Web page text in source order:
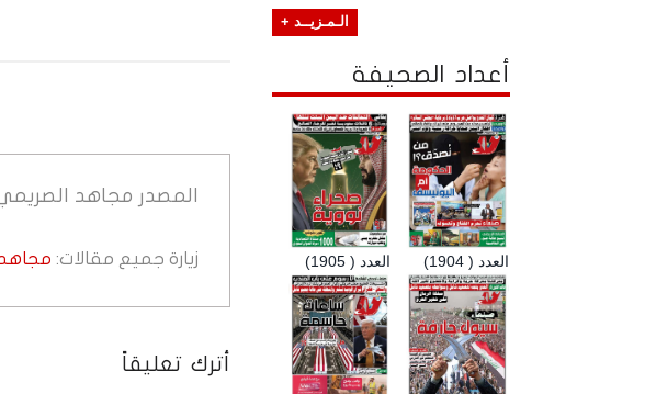
المصدر مجاهد
زيارة جميع مقالات:
أترك تعليقاً
الـمـزيــد +
أعداد الصحيفة
العدد ( 1905) العدد ( 1904)